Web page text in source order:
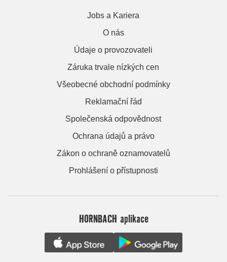
Jobs a Kariera
O nás
Údaje o provozovateli
Záruka trvale nízkých cen
Všeobecné obchodní podmínky
Reklamační řád
Společenská odpovědnost
Ochrana údajů a právo
Zákon o ochraně oznamovatelů
Prohlášení o přístupnosti
HORNBACH aplikace